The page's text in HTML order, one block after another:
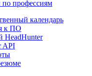
профессиям
календарь
к ПО
HeadHunter
API